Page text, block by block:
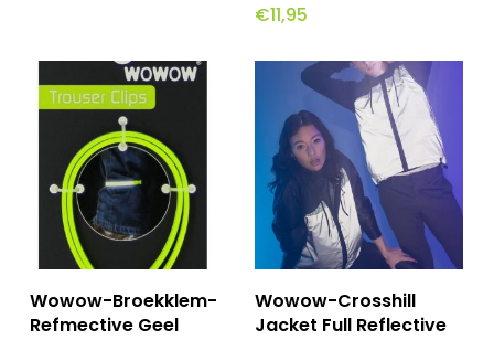
€11,95
Toevoegen Aan
Winkelwagen
Wowow-Broekklem-
Refmective Geel
Opties Selecteren
product
Wowow-Crosshill
Jacket Full Reflective